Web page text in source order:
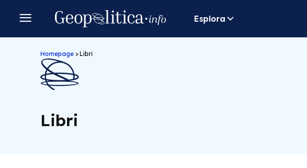
Esplora
Homepage > Libri
Libri